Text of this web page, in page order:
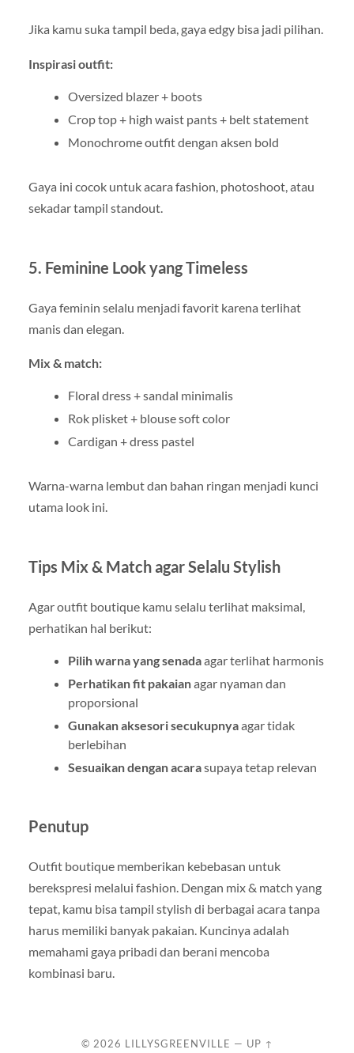
Jika kamu suka tampil beda, gaya edgy bisa jadi pilihan.
Inspirasi outfit:
Oversized blazer + boots
Crop top + high waist pants + belt statement
Monochrome outfit dengan aksen bold
Gaya ini cocok untuk acara fashion, photoshoot, atau
sekadar tampil standout.
5. Feminine Look yang Timeless
Gaya feminin selalu menjadi favorit karena terlihat
manis dan elegan.
Mix & match:
Floral dress + sandal minimalis
Rok plisket + blouse soft color
Cardigan + dress pastel
Warna-warna lembut dan bahan ringan menjadi kunci
utama look ini.
Tips Mix & Match agar Selalu Stylish
Agar outfit boutique kamu selalu terlihat maksimal,
perhatikan hal berikut:
Pilih warna yang senadaagar terlihat harmonis
Perhatikan fit pakaianagar nyaman dan
proporsional
Gunakan aksesori secukupnyaagar tidak
berlebihan
Sesuaikan dengan acarasupaya tetap relevan
Penutup
Outfit boutique memberikan kebebasan untuk
berekspresi melalui fashion. Dengan mix & match yang
tepat, kamu bisa tampil stylish di berbagai acara tanpa
harus memiliki banyak pakaian. Kuncinya adalah
memahami gaya pribadi dan berani mencoba
kombinasi baru.
© 2026 LILLYSGREENVILLE — UP ↑